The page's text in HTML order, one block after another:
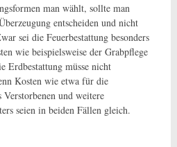
man wählt, sollte man
entscheiden und nicht
sei die Feuerbestattung besonders
wie beispielsweise der Grabpflege
Erdbestattung müsse nicht
Kosten wie etwa für die
Verstorbenen und weitere
seien in beiden Fällen gleich.